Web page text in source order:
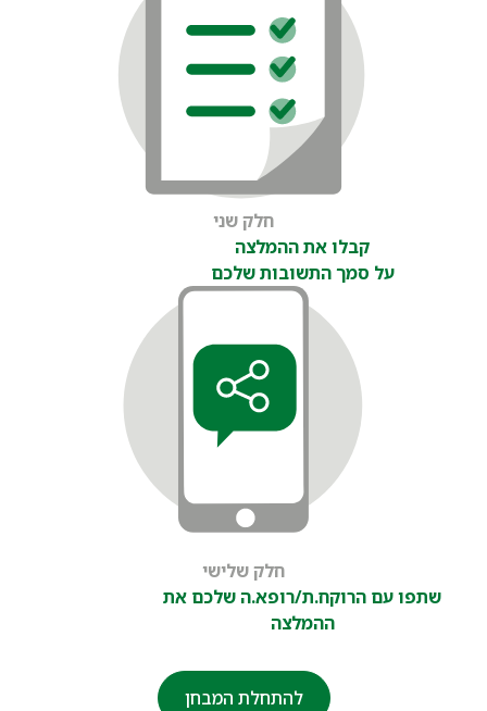
חלק שני
קבלו את ההמלצה
על סמך התשובות שלכם
חלק שלישי
שתפו עם הרוקח.ת/רופא.ה שלכם את
ההמלצה
להתחלת המבחן